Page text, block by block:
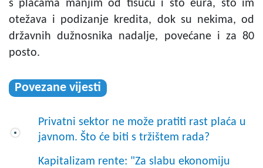
s plaćama manjim od tisuću i sto eura, što im
otežava i podizanje kredita, dok su nekima, od
državnih dužnosnika nadalje, povećane i za 80
posto.
Povezane vijesti
Privatni sektor ne može pratiti rast plaća u
javnom. Što će biti s tržištem rada?
Kapitalizam rente: "Za slabu ekonomiju